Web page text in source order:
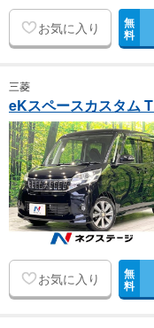
お気に入り 無
料
三菱
eKスペースカスタム T
お気に入り 無
料